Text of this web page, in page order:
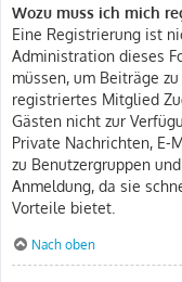
Wozu muss ich mich
Eine Registrierung ist
Administration dieses
müssen, um Beiträge
registriertes Mitglied
Gästen nicht zur
Private Nachrichten, E-
zu Benutzergruppen
Anmeldung, da sie
Vorteile bietet.
Nach oben